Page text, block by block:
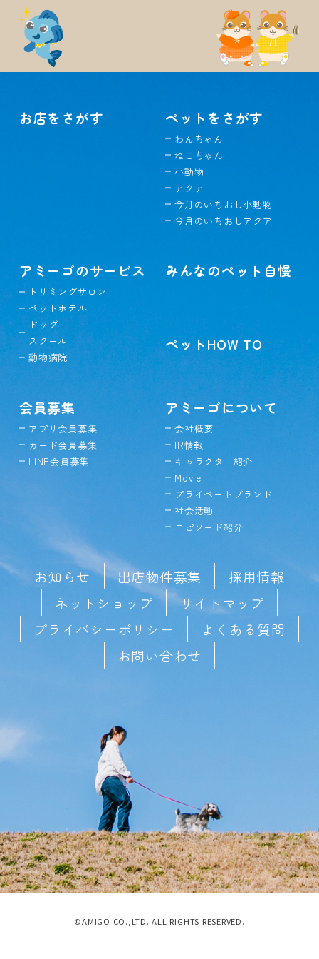
お店をさがす ペットをさがす
わんちゃん
ねこちゃん
小動物
アクア
今月のいちおし小動物
今月のいちおしアクア
アミーゴのサービス
トリミングサロン
ペットホテル
ドッグ
スクール
動物病院
みんなのペット自慢
ペットHOW TO
会員募集
アプリ会員募集
カード会員募集
LINE会員募集
アミーゴについて
会社概要
IR情報
キャラクター紹介
Movie
プライベートブランド
社会活動
エピソード紹介
お知らせ 出店物件募集
採用情報
ネットショップ
サイトマップ
プライバシーポリシー
よくある質問
お問い合わせ
©AMIGO CO.,LTD. ALL RIGHTS RESERVED.